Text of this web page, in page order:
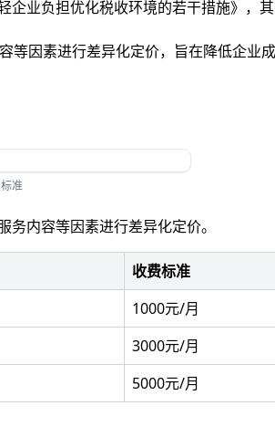
业负担优化税收环境的若干措施》，
因素进行差异化定价，旨在降低企业
准
内容等因素进行差异化定价。
收费标准
1000元/月
3000元/月
5000元/月